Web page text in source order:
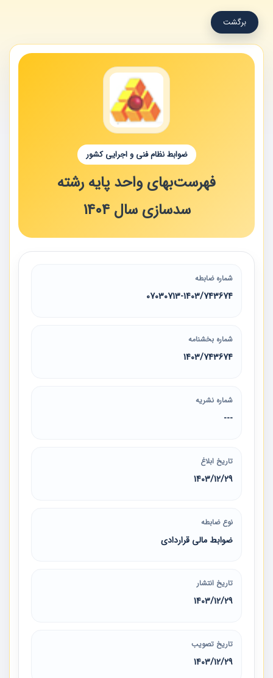
برگشت
ضوابط نظام فنی و اجرایی کشور
فهرست‌بهای واحد پایه رشته
سدسازی سال 1404
شماره ضابطه
07030713-1403/743674
شماره بخشنامه
1403/743674
شماره نشریه
---
تاریخ ابلاغ
1403/12/29
نوع ضابطه
ضوابط مالی قراردادی
تاریخ انتشار
1403/12/29
تاریخ تصویب
1403/12/29